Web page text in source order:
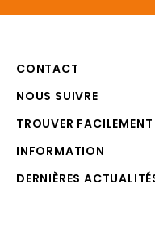
CONTACT
NOUS SUIVRE
TROUVER FACILEMENT
INFORMATION
DERNIÈRES